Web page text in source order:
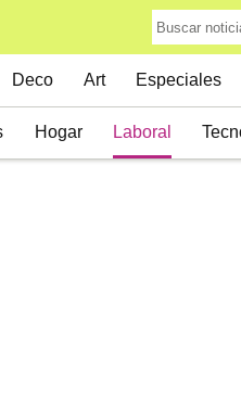
Hogar Laboral
Deco Art Especiales